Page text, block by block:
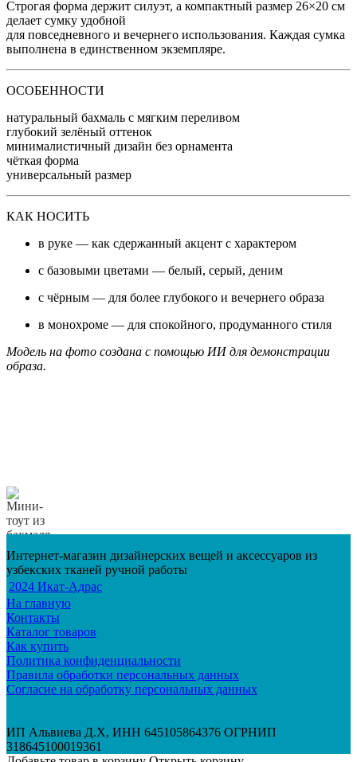
Строгая форма держит силуэт, а компактный размер 26×20 см
делает сумку удобной
для повседневного и вечернего использования. Каждая сумка
выполнена в единственном экземпляре.
ОСОБЕННОСТИ
натуральный бахмаль с мягким переливом
глубокий зелёный оттенок
минималистичный дизайн без орнамента
чёткая форма
универсальный размер
КАК НОСИТЬ
в руке — как сдержанный акцент с характером
с базовыми цветами — белый, серый, деним
с чёрным — для более глубокого и вечернего образа
в монохроме — для спокойного, продуманного стиля
Модель на фото создана с помощью ИИ для демонстрации
образа.
Интернет-магазин дизайнерских вещей и аксессуаров из
узбекских тканей ручной работы
2024 Икат-Адрас
На главную
Контакты
Каталог товаров
Как купить
Политика конфиденциальности
Правила обработки персональных данных
Согласие на обработку персональных данных
ИП Альвиева Д.Х, ИНН 645105864376 ОГРНИП
318645100019361